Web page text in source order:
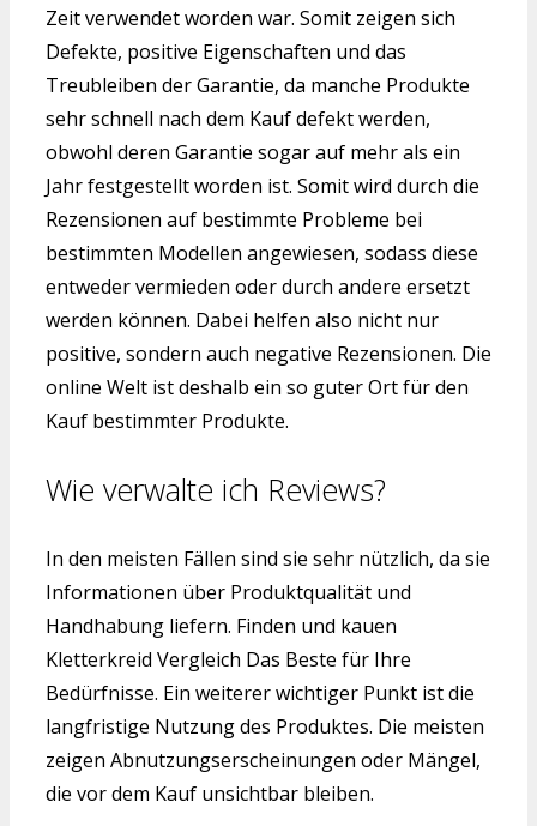
Zeit verwendet worden war. Somit zeigen sich
Defekte, positive Eigenschaften und das
Treubleiben der Garantie, da manche Produkte
sehr schnell nach dem Kauf defekt werden,
obwohl deren Garantie sogar auf mehr als ein
Jahr festgestellt worden ist. Somit wird durch die
Rezensionen auf bestimmte Probleme bei
bestimmten Modellen angewiesen, sodass diese
entweder vermieden oder durch andere ersetzt
werden können. Dabei helfen also nicht nur
positive, sondern auch negative Rezensionen. Die
online Welt ist deshalb ein so guter Ort für den
Kauf bestimmter Produkte.
Wie verwalte ich Reviews?
In den meisten Fällen sind sie sehr nützlich, da sie
Informationen über Produktqualität und
Handhabung liefern. Finden und kauen
Kletterkreid Vergleich Das Beste für Ihre
Bedürfnisse. Ein weiterer wichtiger Punkt ist die
langfristige Nutzung des Produktes. Die meisten
zeigen Abnutzungserscheinungen oder Mängel,
die vor dem Kauf unsichtbar bleiben.